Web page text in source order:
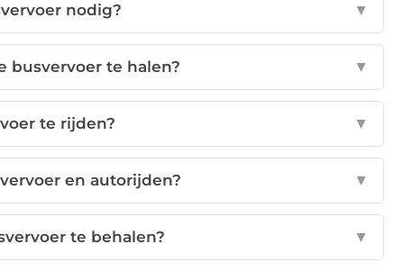
nodig? ▼
busvervoer te halen? ▼
te rijden? ▼
en autorijden? ▼
te behalen? ▼